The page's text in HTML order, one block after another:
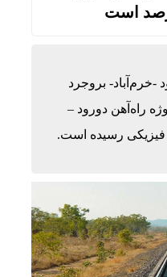
تجاری، معدنی و
هزینه‌کرد مسئولیت
در برابر جهش قیمت
شرکت هواپیمایی مجارستان
درباره نحوه ردزنی
آفریقاست
-خرم‌آباد- بروجرد
راه‌آهن دورود –